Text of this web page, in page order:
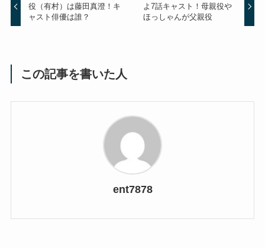
役（有村）は藤田真澄！キ
ャスト俳優は誰？
よ7話キャスト！母親役や
ほっしゃんが父親役
この記事を書いた人
ent7878